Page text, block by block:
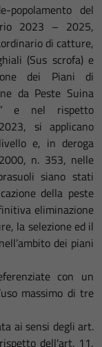
del
2023 – 2025,
di catture,
(Sus scrofa) e
dei Piani di
da Peste Suina
e nel rispetto
si applicano
e, in deroga
n. 353, nelle
siano stati
della peste
eliminazione
la selezione ed il
dei piani
con un
massimo di tre
ai sensi degli art.
dell'art. 11,